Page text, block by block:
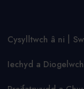
Cysylltwch â ni
Iechyd a Diogelwch